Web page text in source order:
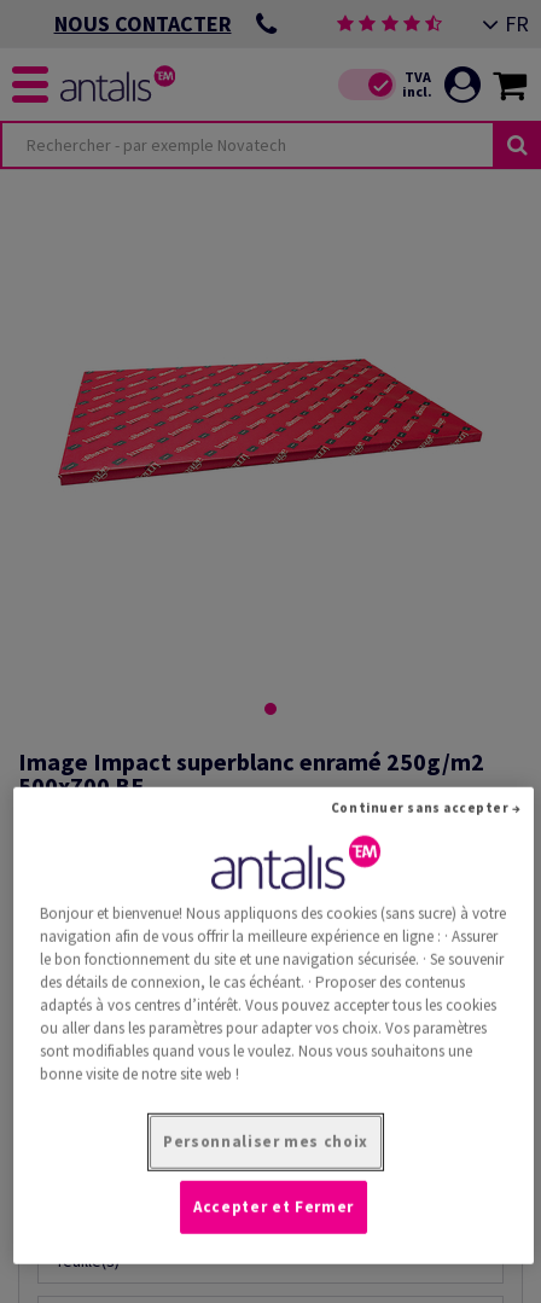
NOUS CONTACTER FR
Image Impact superblanc enramé 250g/m2
500x700 BE
Image, Impact, superblanc, sans bois ECF, 250g/m2, 500mm x 700mm,
BE, Paquet de 125 feuilles, FSC Mix Credit
Information additionnelle
Recommander ce produit
Prix catalogue TVA incl.
CHF 1'330.39 34.96% Rabais
à partir de
EN STOCK : LIVRAISON À PARTIR DU 10/08/2026
feuille(s)
Bonjour et bienvenue! Nous appliquons des cookies (sans sucre) à votre
navigation afin de vous offrir la meilleure expérience en ligne : · Assurer
le bon fonctionnement du site et une navigation sécurisée. · Se souvenir
des détails de connexion, le cas échéant. · Proposer des contenus
adaptés à vos centres d’intérêt. Vous pouvez accepter tous les cookies
ou aller dans les paramètres pour adapter vos choix. Vos paramètres
sont modifiables quand vous le voulez. Nous vous souhaitons une
bonne visite de notre site web !
Personnaliser mes choix
Continuer sans accepter →
Accepter et Fermer